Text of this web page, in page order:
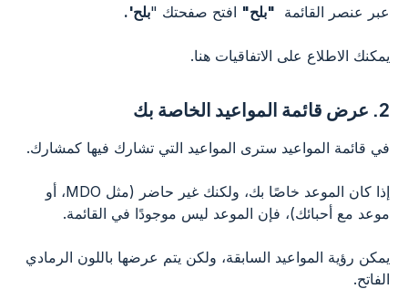
عبر عنصر القائمة "بلح" افتح صفحتك "بلح'.
يمكنك الاطلاع على الاتفاقيات هنا.
2. عرض قائمة المواعيد الخاصة بك
في قائمة المواعيد سترى المواعيد التي تشارك فيها كمشارك.
إذا كان الموعد خاصًا بك، ولكنك غير حاضر (مثل MDO، أو
موعد مع أحبائك)، فإن الموعد ليس موجودًا في القائمة.
يمكن رؤية المواعيد السابقة، ولكن يتم عرضها باللون الرمادي
الفاتح.